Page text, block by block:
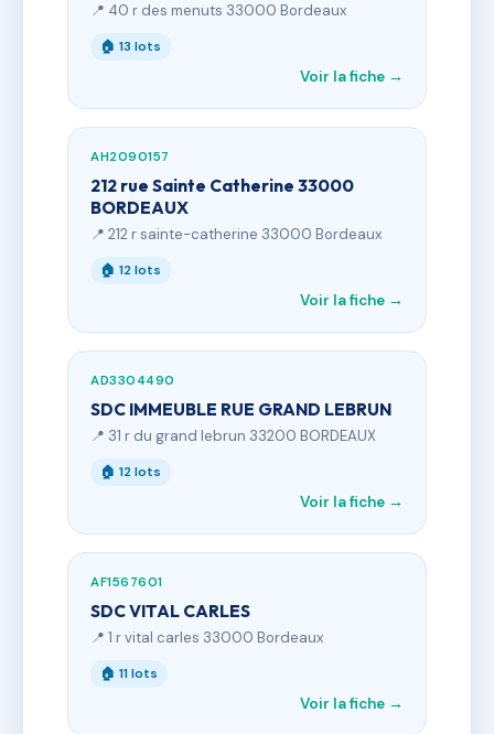
📍 40 r des menuts 33000 Bordeaux
🏠 13 lots
Voir la fiche →
AH2090157
212 rue Sainte Catherine 33000
BORDEAUX
📍 212 r sainte-catherine 33000 Bordeaux
🏠 12 lots
Voir la fiche →
AD3304490
SDC IMMEUBLE RUE GRAND LEBRUN
📍 31 r du grand lebrun 33200 BORDEAUX
🏠 12 lots
Voir la fiche →
AF1567601
SDC VITAL CARLES
📍 1 r vital carles 33000 Bordeaux
🏠 11 lots
Voir la fiche →